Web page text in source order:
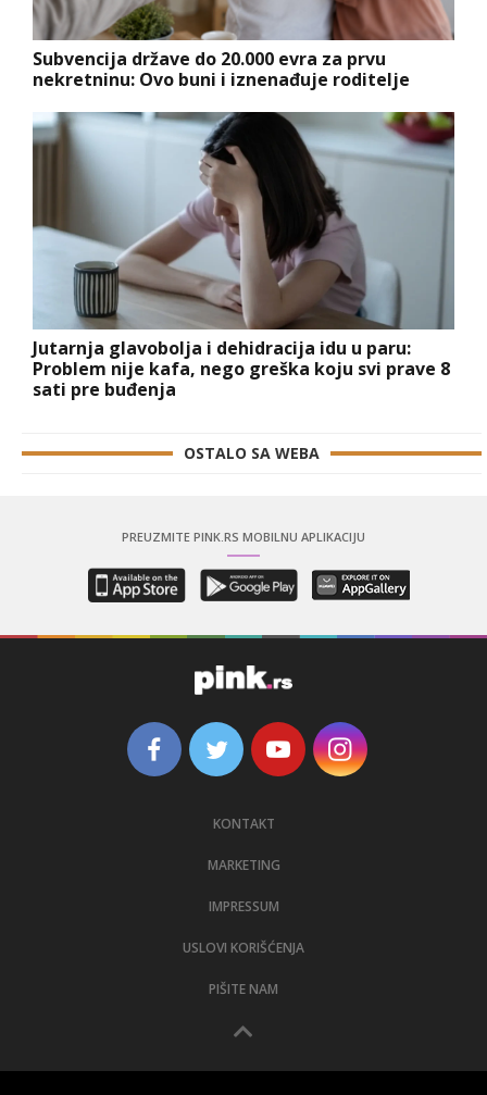
Subvencija države do 20.000 evra za prvu
nekretninu: Ovo buni i iznenađuje roditelje
Jutarnja glavobolja i dehidracija idu u paru:
Problem nije kafa, nego greška koju svi prave 8
sati pre buđenja
OSTALO SA WEBA
PREUZMITE PINK.RS MOBILNU APLIKACIJU
KONTAKT
MARKETING
IMPRESSUM
USLOVI KORIŠĆENJA
PIŠITE NAM